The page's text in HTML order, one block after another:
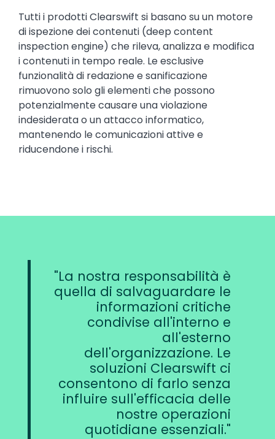
Tutti i prodotti Clearswift si basano su un motore
di ispezione dei contenuti (deep content
inspection engine) che rileva, analizza e modifica
i contenuti in tempo reale. Le esclusive
funzionalità di redazione e sanificazione
rimuovono solo gli elementi che possono
potenzialmente causare una violazione
indesiderata o un attacco informatico,
mantenendo le comunicazioni attive e
riducendone i rischi.
La nostra responsabilità è
quella di salvaguardare le
informazioni critiche
condivise all'interno e
all'esterno
dell'organizzazione. Le
soluzioni Clearswift ci
consentono di farlo senza
influire sull'efficacia delle
nostre operazioni
quotidiane essenziali.